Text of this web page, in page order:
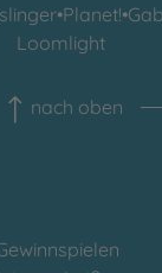
•Planet!•
Loomlight
nach oben